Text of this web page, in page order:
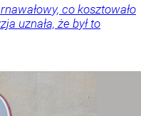
co kosztowało
uznała, że był to